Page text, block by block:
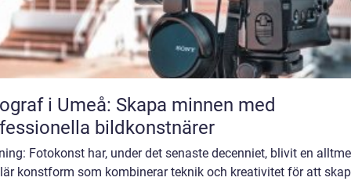
i Umeå: Skapa minnen med
bildkonstnärer
Fotokonst har, under det senaste decenniet, blivit en
konstform som kombinerar teknik och kreativitet för att